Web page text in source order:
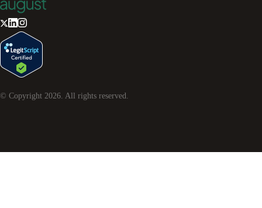
© Copyright 2026. All rights reserved.